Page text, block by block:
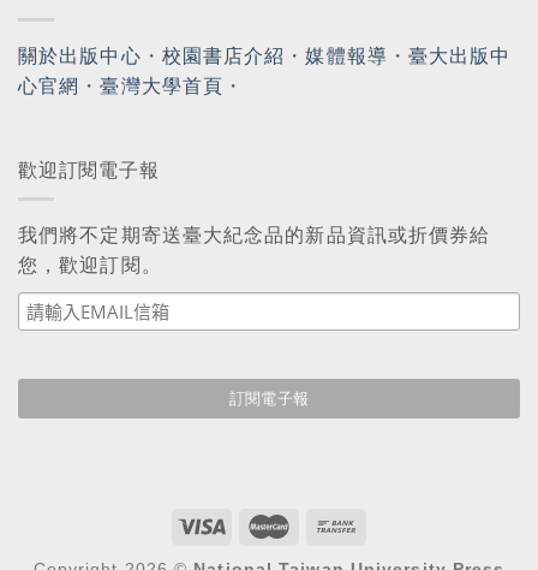
關於出版中心 ・ 校園書店介紹 ・媒體報導 ・ 臺大出版中
心官網 ・臺灣大學首頁 ・
歡迎訂閱電子報
我們將不定期寄送臺大紀念品的新品資訊或折價券給
您，歡迎訂閱。